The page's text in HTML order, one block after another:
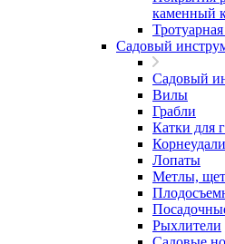
каменный
Садовый
Садовый
Вилы
Грабли
Катки для
Лопаты
Метлы,
Рыхлители